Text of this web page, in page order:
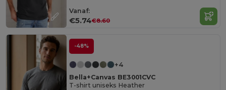
Vanaf:
€5.74€8.60
-48%
+4
Bella+Canvas BE3001CVC
T-shirt uniseks Heather